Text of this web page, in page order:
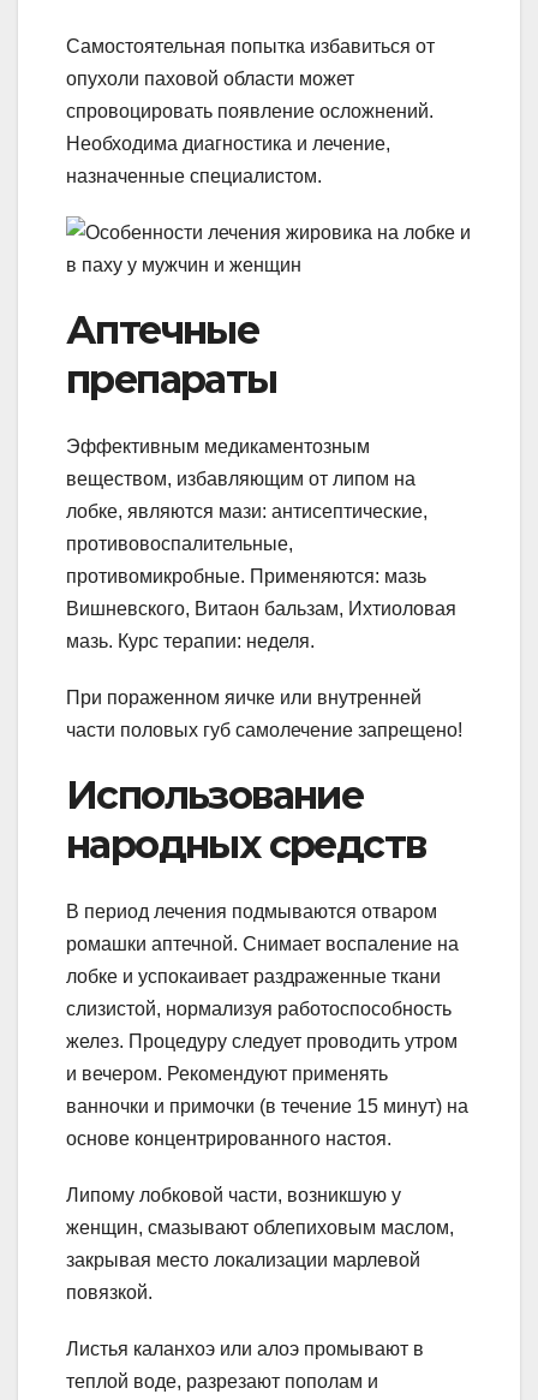
Самостоятельная попытка избавиться от
опухоли паховой области может
спровоцировать появление осложнений.
Необходима диагностика и лечение,
назначенные специалистом.
Аптечные
препараты
Эффективным медикаментозным
веществом, избавляющим от липом на
лобке, являются мази: антисептические,
противовоспалительные,
противомикробные. Применяются: мазь
Вишневского, Витаон бальзам, Ихтиоловая
мазь. Курс терапии: неделя.
При пораженном яичке или внутренней
части половых губ самолечение запрещено!
Использование
народных средств
В период лечения подмываются отваром
ромашки аптечной. Снимает воспаление на
лобке и успокаивает раздраженные ткани
слизистой, нормализуя работоспособность
желез. Процедуру следует проводить утром
и вечером. Рекомендуют применять
ванночки и примочки (в течение 15 минут) на
основе концентрированного настоя.
Липому лобковой части, возникшую у
женщин, смазывают облепиховым маслом,
закрывая место локализации марлевой
повязкой.
Листья каланхоэ или алоэ промывают в
теплой воде, разрезают пополам и